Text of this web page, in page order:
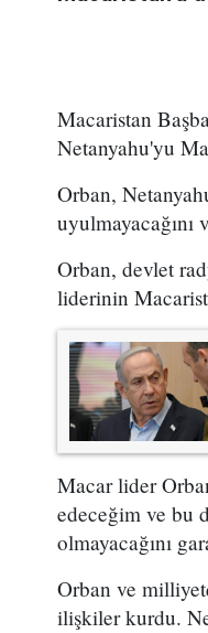
Macaristan
Netanyahu'yu
Orban,
uyulmayacağını
Orban, devlet
liderinin
Macar lider
edeceğim ve bu
olmayacağını
Orban ve
ilişkiler kurdu.